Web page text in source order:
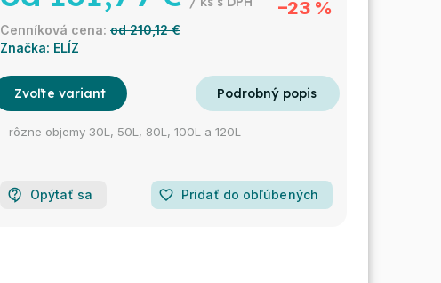
Značka: ELÍZ
od 210,12 €
–23 %
Zvoľte variant
- rôzne objemy 30L, 50L, 80L, 100L a 120L
Opýtať sa favorite_border Pridať do obľúbených